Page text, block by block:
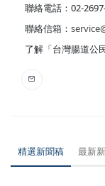
聯絡電話：02-
聯絡信箱：
了解「台灣腸道
精選新聞稿 最新